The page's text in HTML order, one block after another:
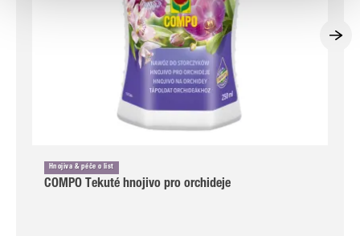
Hnojiva & péče o list
COMPO Tekuté hnojivo pro orchideje